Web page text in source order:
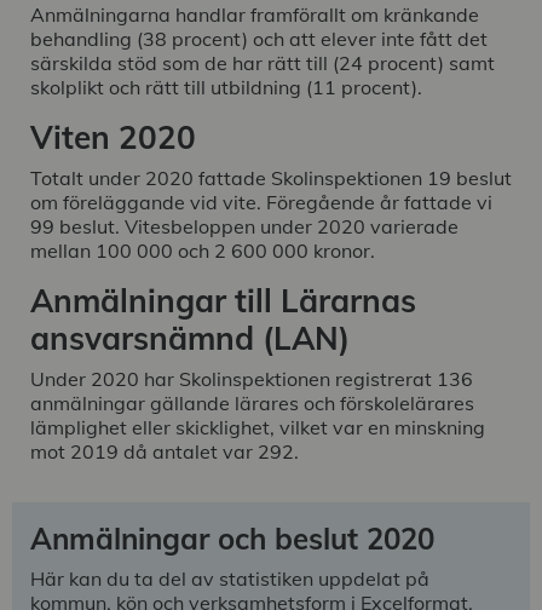
Anmälningarna handlar framförallt om kränkande
behandling (38 procent) och att elever inte fått det
särskilda stöd som de har rätt till (24 procent) samt
skolplikt och rätt till utbildning (11 procent).
Viten 2020
Totalt under 2020 fattade Skolinspektionen 19 beslut
om föreläggande vid vite. Föregående år fattade vi
99 beslut. Vitesbeloppen under 2020 varierade
mellan 100 000 och 2 600 000 kronor.
Anmälningar till Lärarnas
ansvarsnämnd (LAN)
Under 2020 har Skolinspektionen registrerat 136
anmälningar gällande lärares och förskolelärares
lämplighet eller skicklighet, vilket var en minskning
mot 2019 då antalet var 292.
Anmälningar och beslut 2020
Här kan du ta del av statistiken uppdelat på
kommun, kön och verksamhetsform i Excelformat.